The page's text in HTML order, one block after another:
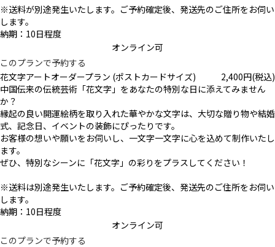
※送料が別途発生いたします。ご予約確定後、発送先のご住所をお伺い
します。
納期：10日程度
オンライン可
このプランで予約する
花文字アートオーダープラン (ポストカードサイズ)
2,400円(税込)
中国伝来の伝統芸術「花文字」をあなたの特別な日に添えてみません
か？
縁起の良い開運絵柄を取り入れた華やかな文字は、大切な贈り物や結婚
式、記念日、イベントの装飾にぴったりです。
お客様の想いや願いをお伺いし、一文字一文字に心を込めて制作いたし
ます。
ぜひ、特別なシーンに「花文字」の彩りをプラスしてください！
※送料は別途発生いたします。ご予約確定後、発送先のご住所をお伺い
します。
納期：10日程度
オンライン可
このプランで予約する